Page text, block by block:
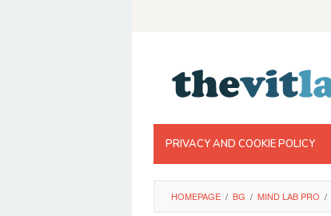
PRIVACY AND COOKIE POLICY
HOMEPAGE / BG / MIND LAB PRO /